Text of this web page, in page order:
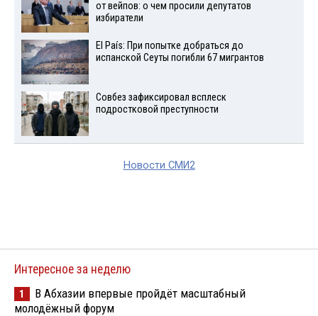
от вейпов: о чем просили депутатов
избиратели
El País: При попытке добраться до
испанской Сеуты погибли 67 мигрантов
Совбез зафиксировал всплеск
подростковой преступности
Новости СМИ2
Интересное за неделю
1
В Абхазии впервые пройдёт масштабный
молодёжный форум